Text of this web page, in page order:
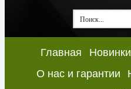
Главная Новинки
О нас и гарантии